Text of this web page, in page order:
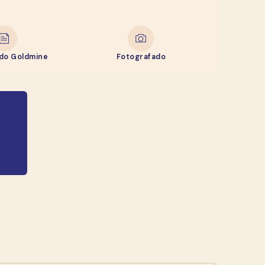
Goldmine Fotografado